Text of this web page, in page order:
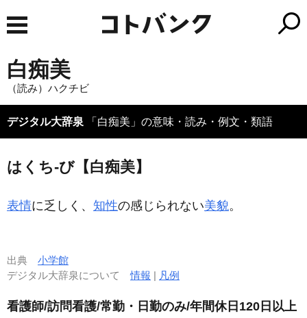
白痴美
（読み）ハクチビ
デジタル大辞泉 「白痴美」の意味・読み・例文・類語
はくち‐び【白痴美】
表情に乏しく、 知性の感じられない美貌。
出典 小学館
デジタル大辞泉について情報 | 凡例
看護師/訪問看護/常勤・日勤のみ/年間休日120日以上